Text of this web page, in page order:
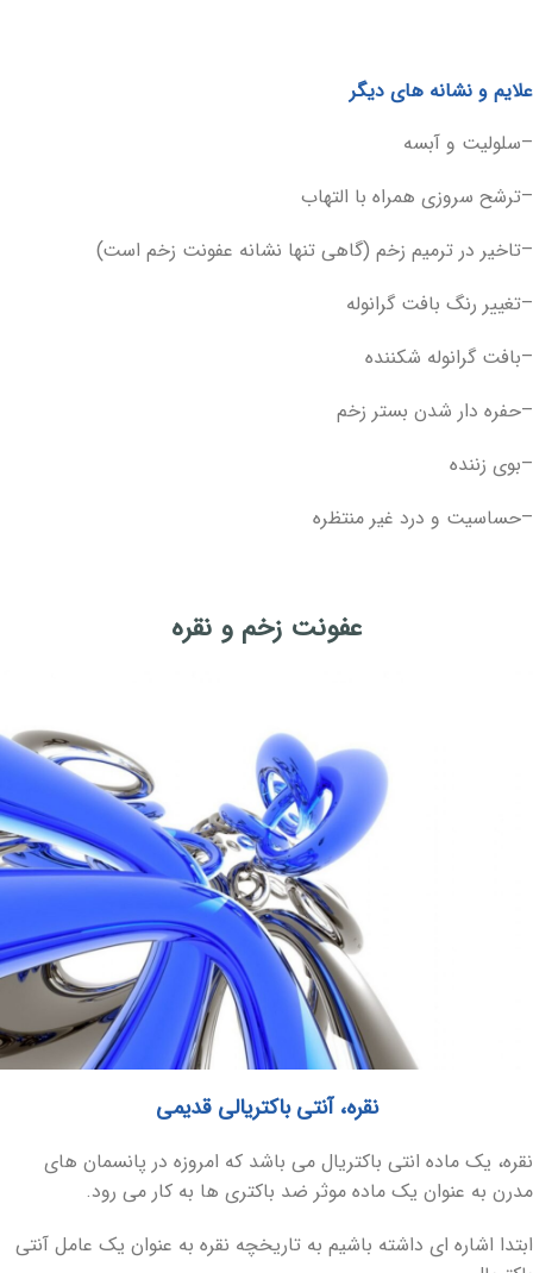
علایم و نشانه‏ های دیگر
–سلولیت و آبسه
–ترشح سروزی همراه با التهاب
–تاخیر در ترمیم زخم (گاهی تنها نشانه عفونت زخم است)
–تغییر رنگ بافت گرانوله
–بافت گرانوله شکننده
–حفره‏ دار شدن بستر زخم
–بوی زننده
–حساسیت و درد غیر منتظره
عفونت زخم و نقره
نقره، آنتی باکتریالی قدیمی
نقره، یک ماده انتی باکتریال می باشد که امروزه در پانسمان‏ های
مدرن به عنوان یک ماده موثر ضد باکتری‏ ها به کار می رود.
ابتدا اشاره‏ ای داشته باشیم به تاریخچه نقره به عنوان یک عامل آنتی